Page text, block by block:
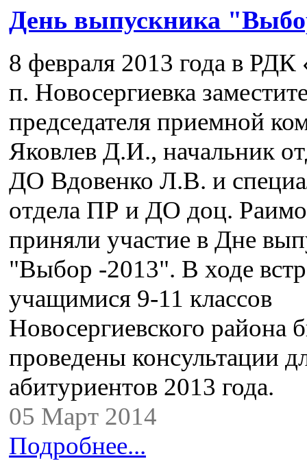
День выпускника
8 февраля 2013 года в
п. Новосергиевка
председателя приемной
Яковлев Д.И., начальник
ДО Вдовенко Л.В. и
отдела ПР и ДО доц.
приняли участие в Дне
"Выбор -2013". В ходе
учащимися 9-11 классов
Новосергиевского района
проведены консультации
абитуриентов 2013 года.
05 Март 2014
Подробнее...